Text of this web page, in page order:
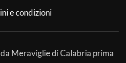
e condizioni
Meraviglie di Calabria prima